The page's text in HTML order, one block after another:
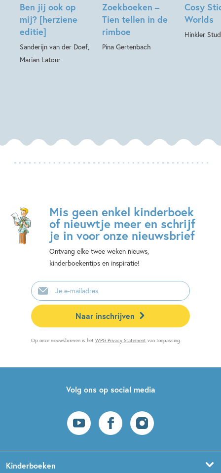
Ben jij ook op
mij? [herziene
editie]
Sanderijn van der Doef,
Marian Latour
Zoekboeken –
Tien tellen in de
rimboe
Pina Gertenbach
Cosy
Worlds
Hinkler
Mis geen enkel kinderboek
of nieuwtje meer en schrijf
je in voor onze nieuwsbrief
Ontvang elke twee weken nieuws,
kinderboekentips en inspiratie!
E-
mailadres
Naar inschrijven
Op onze nieuwsbrieven is hetWPG Privacy Statement van toepassing.
Volg ons op social media
Kinderboeken